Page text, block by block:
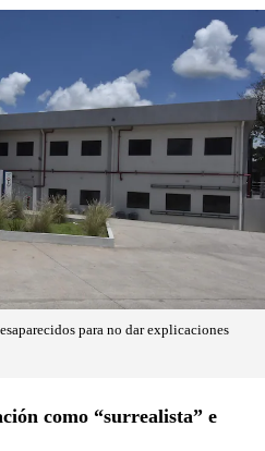
para no dar explicaciones
como “surrealista” e